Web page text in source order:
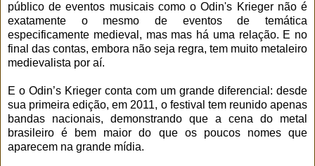
público de eventos musicais como o Odin's Krieger não é
exatamente o mesmo de eventos de temática
especificamente medieval, mas mas há uma relação. E no
final das contas, embora não seja regra, tem muito metaleiro
medievalista por aí.
E o Odin’s Krieger conta com um grande diferencial: desde
sua primeira edição, em 2011, o festival tem reunido apenas
bandas nacionais, demonstrando que a cena do metal
brasileiro é bem maior do que os poucos nomes que
aparecem na grande mídia.